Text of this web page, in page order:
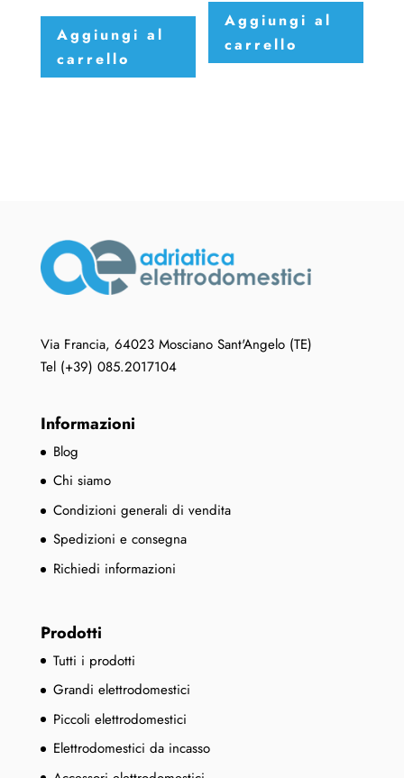
Aggiungi al
carrello
Aggiungi al
carrello
Via Francia, 64023 Mosciano Sant'Angelo (TE)
Tel (+39) 085.2017104
Informazioni
Blog
Chi siamo
Condizioni generali di vendita
Spedizioni e consegna
Richiedi informazioni
Prodotti
Tutti i prodotti
Grandi elettrodomestici
Piccoli elettrodomestici
Elettrodomestici da incasso